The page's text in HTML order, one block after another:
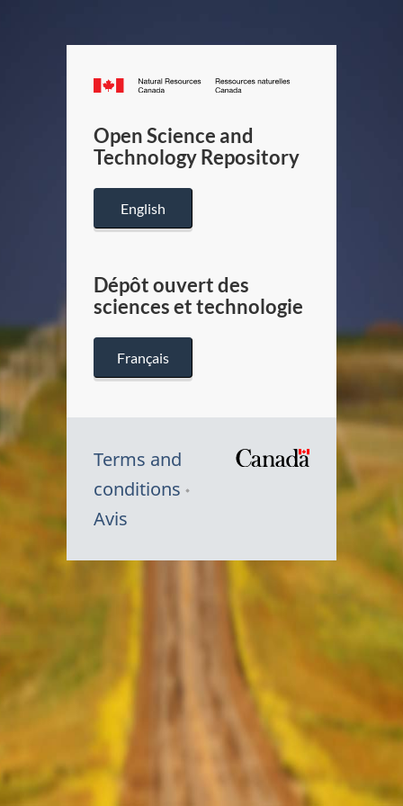
Canada.ca
/
Canada
Open Science and
Technology Repository
English
Dépôt ouvert des
sciences et technologie
Français
Terms and
conditions
Avis
Symbole
Canada